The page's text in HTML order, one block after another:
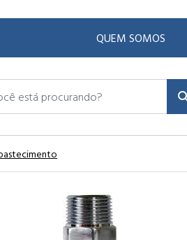
QUEM SOMOS
procurando?